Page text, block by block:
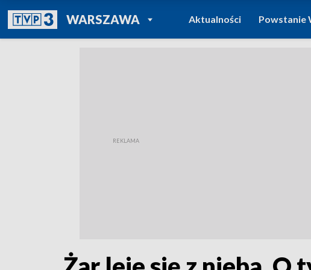
WARSZAWAPOWRÓT DO
TVP REGIONY
Aktualności Powstanie